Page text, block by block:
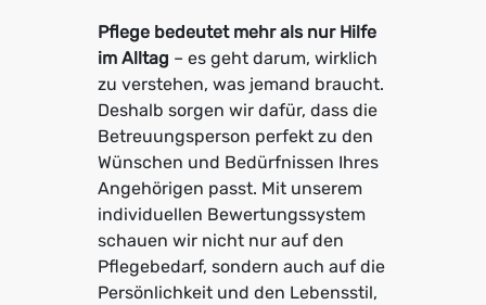
Pflege bedeutet mehr als nur Hilfe
im Alltag – es geht darum, wirklich
zu verstehen, was jemand braucht.
Deshalb sorgen wir dafür, dass die
Betreuungsperson perfekt zu den
Wünschen und Bedürfnissen Ihres
Angehörigen passt. Mit unserem
individuellen Bewertungssystem
schauen wir nicht nur auf den
Pflegebedarf, sondern auch auf die
Persönlichkeit und den Lebensstil,